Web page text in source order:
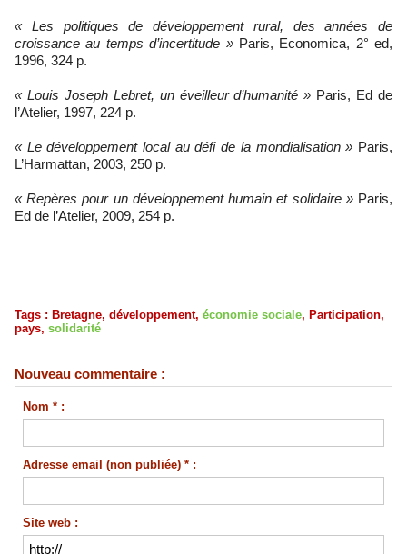
« Les politiques de développement rural, des années de
croissance au temps d’incertitude » Paris, Economica, 2° ed,
1996, 324 p.
« Louis Joseph Lebret, un éveilleur d’humanité » Paris, Ed de
l’Atelier, 1997, 224 p.
« Le développement local au défi de la mondialisation » Paris,
L’Harmattan, 2003, 250 p.
« Repères pour un développement humain et solidaire »Paris,
Ed de l’Atelier, 2009, 254 p.
Tags : Bretagne, développement, économie sociale, Participation,
pays, solidarité
Nouveau commentaire :
Nom * :
Adresse email (non publiée) * :
Site web :